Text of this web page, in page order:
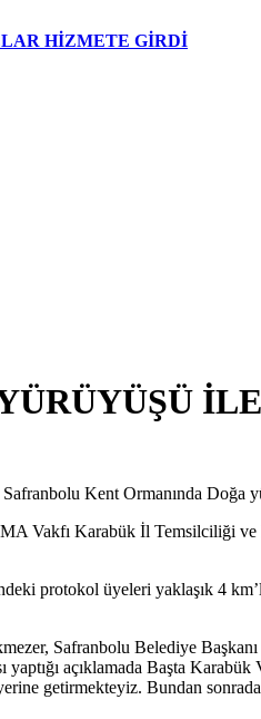
HİZMETE GİRDİ
Kent Ormanında Doğa
Vakfı Karabük İl Temsilciliği ve
protokol üyeleri yaklaşık 4
Safranbolu Belediye
açıklamada Başta
getirmekteyiz. Bundan